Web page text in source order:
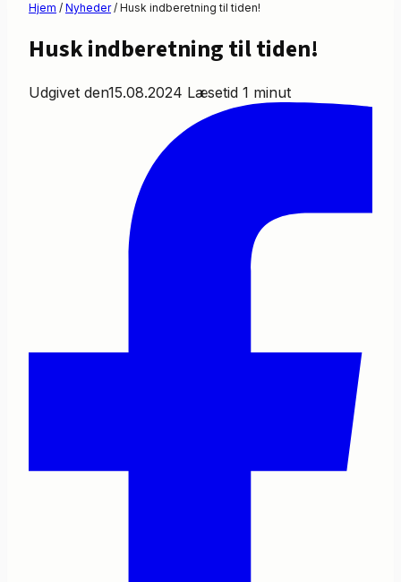
Hjem / Nyheder / Husk indberetning til tiden!
Husk indberetning til tiden!
Udgivet den15.08.2024 Læsetid 1 minut